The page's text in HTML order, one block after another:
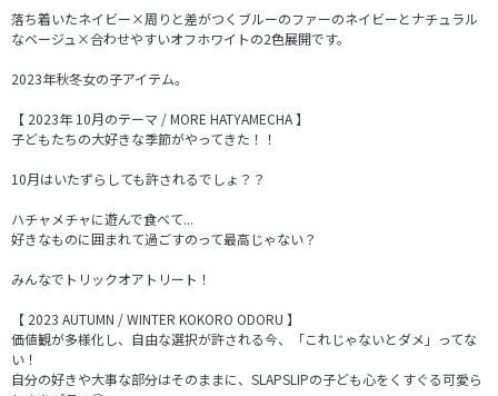
落ち着いたネイビー×周りと差がつくブルーのファーのネイビーとナチュラル
なベージュ×合わせやすいオフホワイトの2色展開です。
2023年秋冬女の子アイテム。
【 2023年 10月のテーマ / MORE HATYAMECHA 】
子どもたちの大好きな季節がやってきた！！
10月はいたずらしても許されるでしょ？？
ハチャメチャに遊んで食べて...
好きなものに囲まれて過ごすのって最高じゃない？
みんなでトリックオアトリート！
【 2023 AUTUMN / WINTER KOKORO ODORU 】
価値観が多様化し、自由な選択が許される今、「これじゃないとダメ」ってな
い！
自分の好きや大事な部分はそのままに、SLAPSLIPの子ども心をくすぐる可愛ら